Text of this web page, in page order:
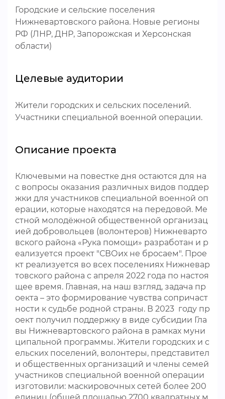
Городские и сельские поселения
Нижневартовского района. Новые регионы
РФ (ЛНР, ДНР, Запорожская и Херсонская
области)
Целевые аудитории
Жители городских и сельских поселений.
Участники специальной военной операции.
Описание проекта
Ключевыми на повестке дня остаются для на
с вопросы оказания различных видов поддер
жки для участников специальной военной оп
ерации, которые находятся на передовой. Ме
стной молодёжной общественной организац
ией добровольцев (волонтеров) Нижневарто
вского района «Рука помощи» разработан и р
еализуется проект "СВОих не бросаем". Прое
кт реализуется во всех поселениях Нижневар
товского района с апреля 2022 года по настоя
щее время. Главная, на наш взгляд, задача пр
оекта – это формирование чувства сопричаст
ности к судьбе родной страны. В 2023 году пр
оект получил поддержку в виде субсидии Гла
вы Нижневартовского района в рамках муни
ципальной программы. Жители городских и с
ельских поселений, волонтеры, представител
и общественных организаций и члены семей
участников специальной военной операции
изготовили: маскировочных сетей более 200